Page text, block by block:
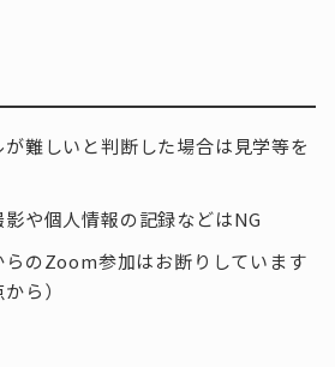
が難しいと判断した場合は見学等を
影や個人情報の記録などはNG
らのZoom参加はお断りしています
ら）